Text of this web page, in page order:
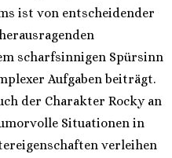
ist von entscheidender
scharfsinnigen Spürsinn
Aufgaben beiträgt.
der Charakter Rocky an
Situationen in
verleihen